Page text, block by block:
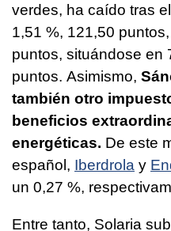
verdes, ha caído tras
1,51 %, 121,50
puntos, situándose en
puntos. Asimismo,
también otro
beneficios
energéticas. De este
español, Iberdrola y
un 0,27 %,
Entre tanto, Solaria